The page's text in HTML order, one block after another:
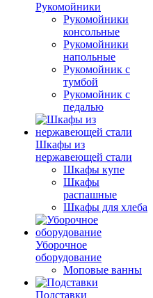
Рукомойники
Рукомойники
консольные
Рукомойники
напольные
Рукомойник с
тумбой
Рукомойник с
педалью
Шкафы из
нержавеющей стали
Шкафы купе
Шкафы
распашные
Шкафы для хлеба
Уборочное
оборудование
Моповые ванны
Подставки